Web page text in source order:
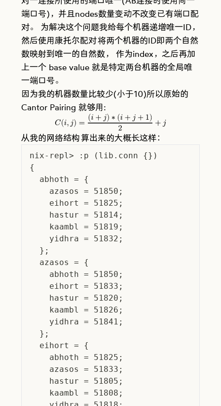
端口号)，并且nodes数量变动不改变已有端口配
对。 为解决这个问题我给每个机器递增唯一ID，
然后使用康托尔配对将两个机器的ID即两个自然
数映射到唯一的自然数， 作为index，之后再加
上一个 base value 就是特定两台机器的全局唯
一端口号。
因为我的机器数量比较少(小于10)所以原始的
Cantor Pairing 就够用:
, )
) 1 )
2
从我的网络结构算出来的大概长这样：
nix-repl> :p (lib.conn {})
{
  abhoth = {
    azasos = 51850;
    eihort = 51825;
    hastur = 51814;
    kaambl = 51819;
    yidhra = 51832;
  };
  azasos = {
    abhoth = 51850;
    eihort = 51833;
    hastur = 51820;
    kaambl = 51826;
    yidhra = 51841;
  };
  eihort = {
    abhoth = 51825;
    azasos = 51833;
    hastur = 51805;
    kaambl = 51808;